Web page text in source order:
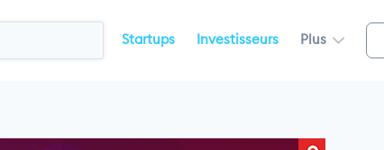
Startups Investisseurs Plus